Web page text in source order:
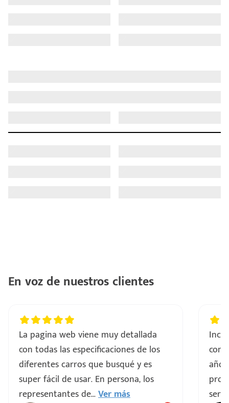
En voz de nuestros clientes
La pagina web viene muy detallada
con todas las especificaciones de los
diferentes carros que busqué y es
super fácil de usar. En persona, los
representantes de...Ver más